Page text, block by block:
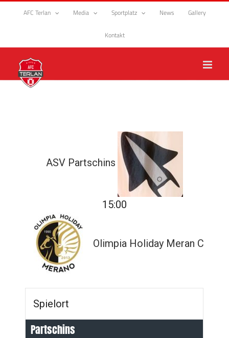
Zum
AFC Terlan Media Sportplatz News Gallery
Kontakt
ASV Partschins
15:00
Olimpia Holiday Meran C
Spielort
Partschins